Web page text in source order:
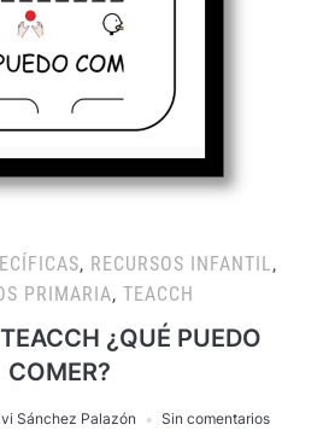
, RECURSOS INFANTIL,
PRIMARIA, TEACCH
¿QUÉ PUEDO
COMER?
Sánchez Palazón Sin comentarios